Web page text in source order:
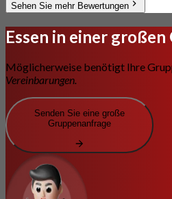
Sehen Sie mehr Bewertungen
Essen in einer großen
Möglicherweise benötigt Ihre
Vereinbarungen.
Senden Sie eine große
Gruppenanfrage